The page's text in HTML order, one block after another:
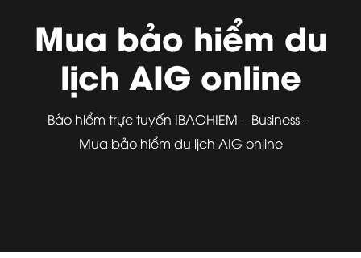
Mua bảo hiểm du
lịch AIG online
Bảo hiểm trực tuyến IBAOHIEM
Business
Mua bảo hiểm du lịch AIG online